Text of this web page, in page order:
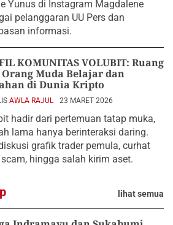
Yunus di Instagram Magdalene
pelanggaran UU Pers dan
informasi.
KOMUNITAS VOLUBIT: Ruang
Muda Belajar dan
di Dunia Kripto
AWLA RAJUL 23 MARET 2026
hadir dari pertemuan tatap muka,
lama hanya berinteraksi daring.
grafik trader pemula, curhat
hingga salah kirim aset.
lihat semua